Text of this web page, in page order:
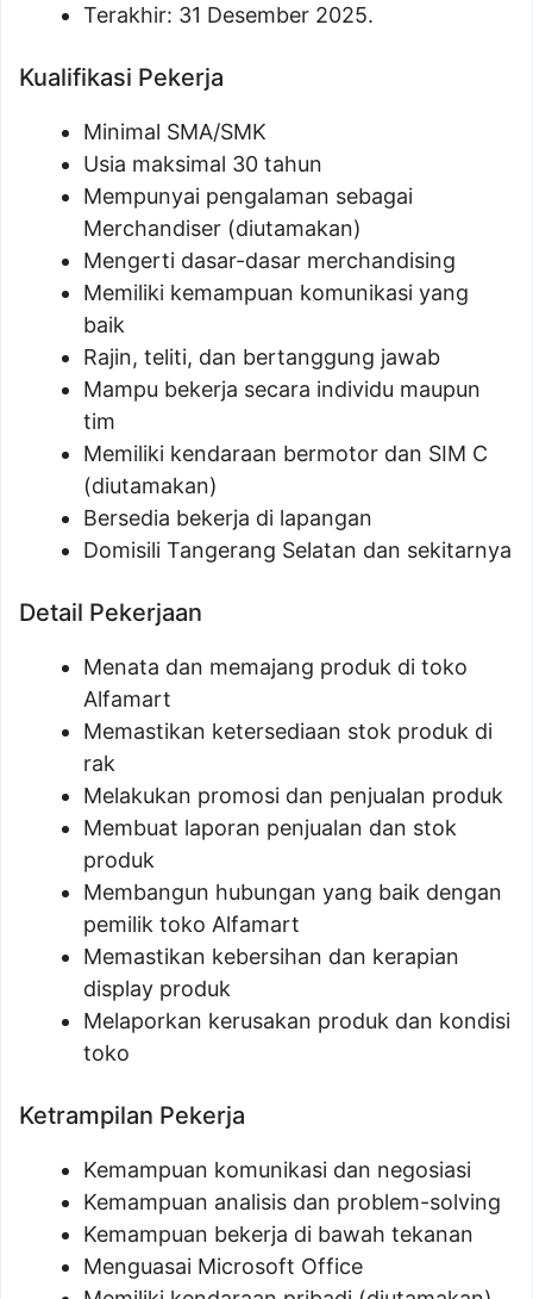
Terakhir: 31 Desember 2025.
Kualifikasi Pekerja
Minimal SMA/SMK
Usia maksimal 30 tahun
Mempunyai pengalaman sebagai
Merchandiser (diutamakan)
Mengerti dasar-dasar merchandising
Memiliki kemampuan komunikasi yang
baik
Rajin, teliti, dan bertanggung jawab
Mampu bekerja secara individu maupun
tim
Memiliki kendaraan bermotor dan SIM C
(diutamakan)
Bersedia bekerja di lapangan
Domisili Tangerang Selatan dan sekitarnya
Detail Pekerjaan
Menata dan memajang produk di toko
Alfamart
Memastikan ketersediaan stok produk di
rak
Melakukan promosi dan penjualan produk
Membuat laporan penjualan dan stok
produk
Membangun hubungan yang baik dengan
pemilik toko Alfamart
Memastikan kebersihan dan kerapian
display produk
Melaporkan kerusakan produk dan kondisi
toko
Ketrampilan Pekerja
Kemampuan komunikasi dan negosiasi
Kemampuan analisis dan problem-solving
Kemampuan bekerja di bawah tekanan
Menguasai Microsoft Office